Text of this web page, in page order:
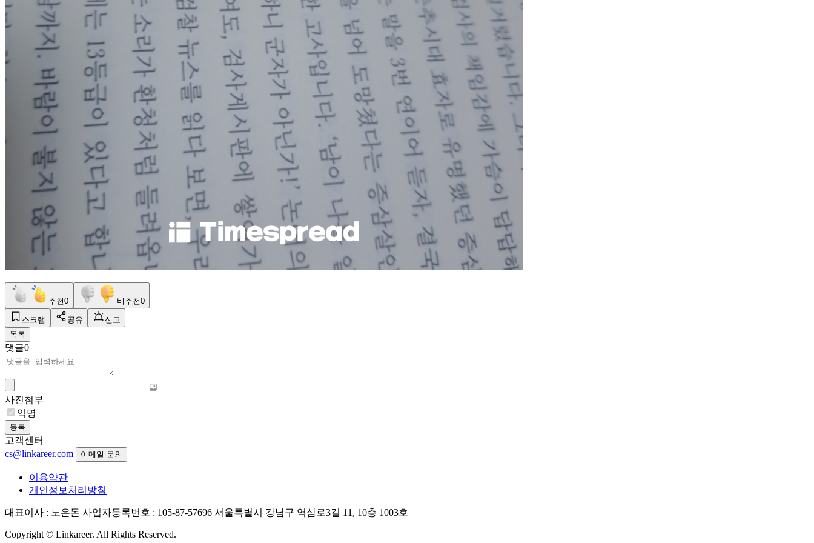
추천0 비추천0
스크랩 공유
신고
목록
댓글0
사진첨부
익명
등록
고객센터
cs@linkareer.com
이메일 문의
이용약관
개인정보처리방침
대표이사 : 노은돈 사업자등록번호 : 105-87-57696 서울특별시 강남구 역삼로3길 11, 10층 1003호
Copyright © Linkareer. All Rights Reserved.